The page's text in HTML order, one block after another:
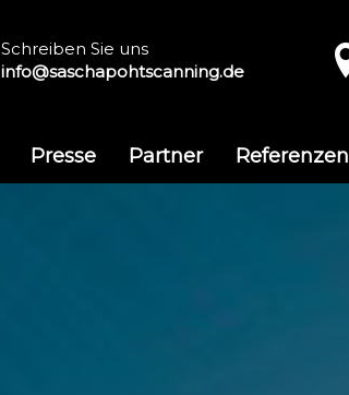
Schreiben Sie uns
info@saschapohtscanning.de
Presse Partner Referenzen